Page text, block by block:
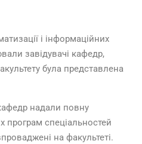
і інформаційних
завідувачі кафедр,
була представлена
надали повну
програм спеціальностей
на факультеті.